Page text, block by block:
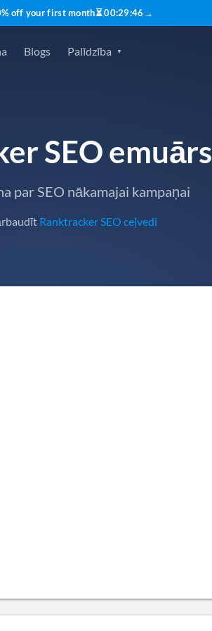
off your first month⏳00:29:46 →
Blogs Palīdzība
SEO emuārs
par SEO nākamajai kampaņai
Ranktracker SEO ceļvedi